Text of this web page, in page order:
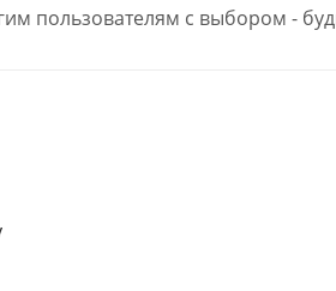
пользователям с выбором -